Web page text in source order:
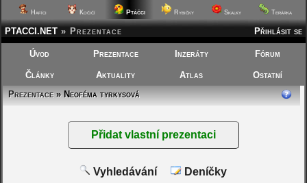
Hafíci Kočičí Ptáčci Rybičky Skalky Terárka
Přihlásit se
PTACCI.NET » Prezentace
Úvod Prezentace Inzeráty Fórum
Články Aktuality Atlas
Ostatní
Prezentace» Neoféma tyrkysová
Vyhledávání Deníčky